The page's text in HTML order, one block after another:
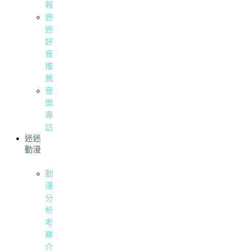
報
迷
迷
好
音
推
薦
音
樂
專
訪
迷迷
動漫
動
漫
分
析
考
察
介